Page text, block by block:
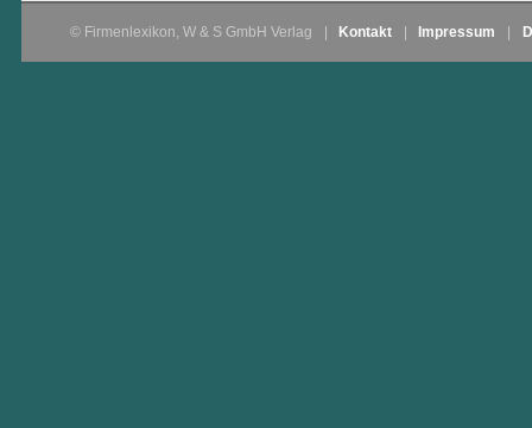
© Firmenlexikon, W & S GmbH Verlag Kontakt Impressum